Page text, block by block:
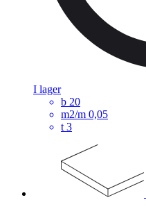
I lager
b 20
m2/m 0,05
t 3